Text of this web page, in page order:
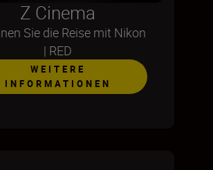
Z Cinema
Sie die Reise mit Nikon
| RED
WEITERE
INFORMATIONEN